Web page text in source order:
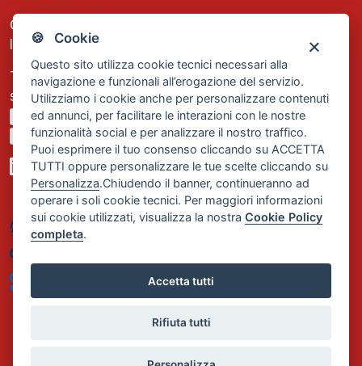
🍪 Cookie
Questo sito utilizza cookie tecnici necessari alla
navigazione e funzionali all’erogazione del servizio.
Utilizziamo i cookie anche per personalizzare contenuti
ed annunci, per facilitare le interazioni con le nostre
funzionalità social e per analizzare il nostro traffico.
Puoi esprimere il tuo consenso cliccando su ACCETTA
TUTTI oppure personalizzare le tue scelte cliccando su
Personalizza.Chiudendo il banner, continueranno ad
operare i soli cookie tecnici. Per maggiori informazioni
sui cookie utilizzati, visualizza la nostraCookie Policy
completa.
Accetta tutti
Rifiuta tutti
C.F. e P.IVA: 13474420158
Iscrizione REA Milano n. 1656740
Tel. +39 02 2838 1307
segreteria@comservizi.eu
Privacy Policy
Cookie Policy